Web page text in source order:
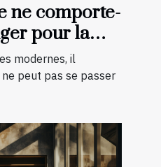
ne comporte-
pour la
?
modernes, il
peut pas se passer